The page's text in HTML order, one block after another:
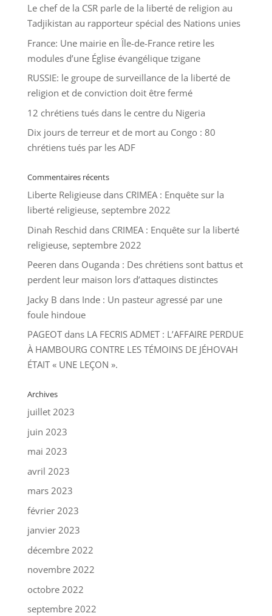
Le chef de la CSR parle de la liberté de religion au
Tadjikistan au rapporteur spécial des Nations unies
France: Une mairie en Île-de-France retire les
modules d’une Église évangélique tzigane
RUSSIE: le groupe de surveillance de la liberté de
religion et de conviction doit être fermé
12 chrétiens tués dans le centre du Nigeria
Dix jours de terreur et de mort au Congo : 80
chrétiens tués par les ADF
Commentaires récents
Liberte Religieusedans CRIMEA : Enquête sur la
liberté religieuse, septembre 2022
Dinah Reschid dans CRIMEA : Enquête sur la liberté
religieuse, septembre 2022
Peeren dans Ouganda : Des chrétiens sont battus et
perdent leur maison lors d’attaques distinctes
Jacky B dans Inde : Un pasteur agressé par une
foule hindoue
PAGEOTdans LA FECRIS ADMET : L’AFFAIRE PERDUE
À HAMBOURG CONTRE LES TÉMOINS DE JÉHOVAH
ÉTAIT « UNE LEÇON ».
Archives
juillet 2023
juin 2023
mai 2023
avril 2023
mars 2023
février 2023
janvier 2023
décembre 2022
novembre 2022
octobre 2022
septembre 2022